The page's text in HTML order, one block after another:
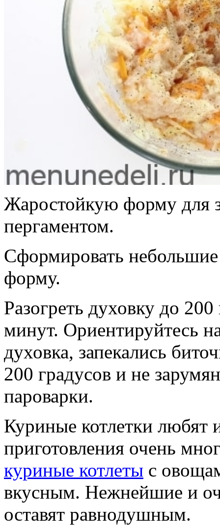
Жаростойкую форму для
пергаментом.
Сформировать небольшие
форму.
Разогреть духовку до
минут. Ориентируйтесь
духовка, запекались
200 градусов и не
пароварки.
Куриные котлетки любят
приготовления очень
куриные котлеты с
вкусным. Нежнейшие и
оставят равнодушным.